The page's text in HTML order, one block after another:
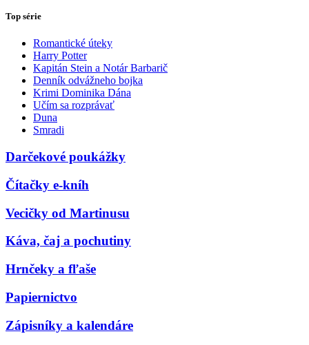
Top série
Romantické úteky
Harry Potter
Kapitán Stein a Notár Barbarič
Denník odvážneho bojka
Krimi Dominika Dána
Učím sa rozprávať
Duna
Smradi
Darčekové poukážky
Čítačky e-kníh
Vecičky od Martinusu
Káva, čaj a pochutiny
Hrnčeky a fľaše
Papiernictvo
Zápisníky a kalendáre